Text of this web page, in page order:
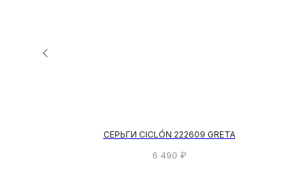
СЕРЬГИ CICLÓN 222609 GRETA
6 490 ₽